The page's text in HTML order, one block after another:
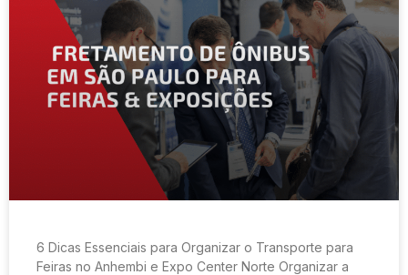
6 Dicas Essenciais para Organizar o Transporte para
Feiras no Anhembi e Expo Center Norte Organizar a